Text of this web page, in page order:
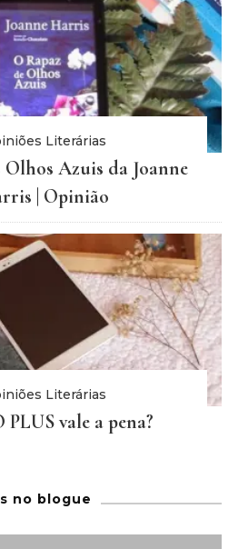
Literárias
Olhos Azuis da Joanne
| Opinião
Literárias
PLUS vale a pena?
no blogue